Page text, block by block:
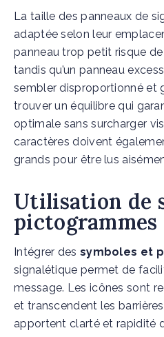
La taille des panneaux de
adaptée selon leur
panneau trop petit risque
tandis qu’un panneau
sembler disproportionné et
trouver un équilibre qui
optimale sans surcharger
caractères doivent
grands pour être lus
Utilisation de
pictogrammes
Intégrer des symboles et
signalétique permet de
message. Les icônes sont
et transcendent les
apportent clarté et rapidité